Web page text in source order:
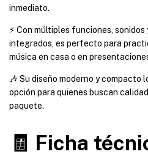
inmediato.
⚡ Con múltiples funciones,
integrados, es perfecto para
música en casa o en
🎶 Su diseño moderno y
opción para quienes buscan
paquete.
🧾 Ficha